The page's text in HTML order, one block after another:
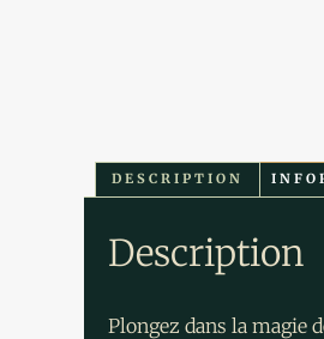
DESCRIPTION
Description
Plongez dans la magie